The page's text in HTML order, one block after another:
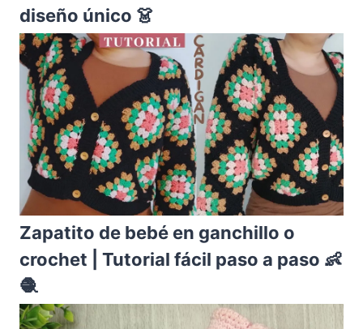
diseño único 👗
Zapatito de bebé en ganchillo o
crochet | Tutorial fácil paso a paso 👶
🧶